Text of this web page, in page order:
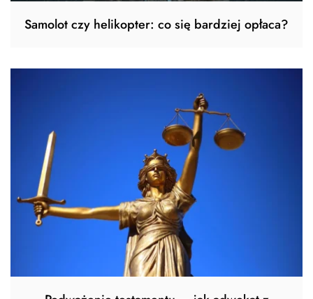
Samolot czy helikopter: co się bardziej opłaca?